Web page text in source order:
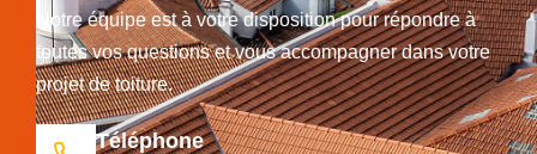
Notre équipe est à votre disposition pour répondre à
toutes vos questions et vous accompagner dans votre
projet de toiture.
Téléphone